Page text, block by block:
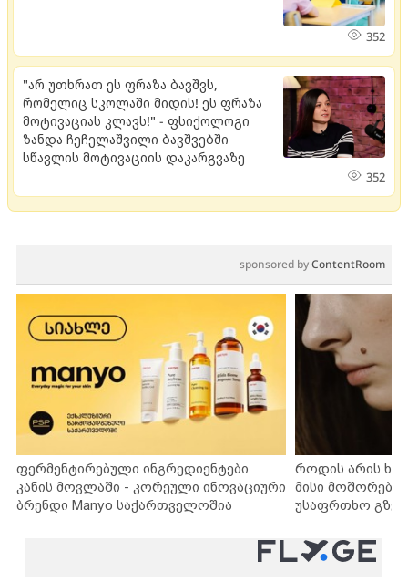
352
"არ უთხრათ ეს ფრაზა ბავშვს,
რომელიც სკოლაში მიდის! ეს ფრაზა
მოტივაციას კლავს!" - ფსიქოლოგი
ზანდა ჩეჩელაშვილი ბავშვებში
სწავლის მოტივაციის დაკარგვაზე
352
sponsored byContentRoom
ფერმენტირებული ინგრედიენტები
კანის მოვლაში - კორეული ინოვაციური
ბრენდი Manyo საქართველოშია
როდის არის
მისი
უსაფრთხო